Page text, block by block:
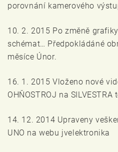
porovnání kamerového
10. 2. 2015 Po změně
schémat… Předpokládáné
měsíce Únor.
16. 1. 2015 Vloženo nové
OHŇOSTROJ na
14. 12. 2014 Upraveny
UNO na webu jvelektronika